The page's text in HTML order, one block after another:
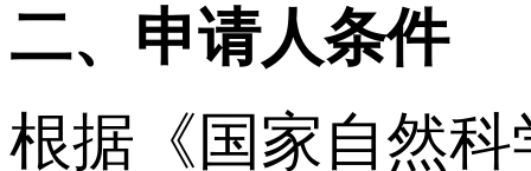
二、申请人条件
根据《国家自然